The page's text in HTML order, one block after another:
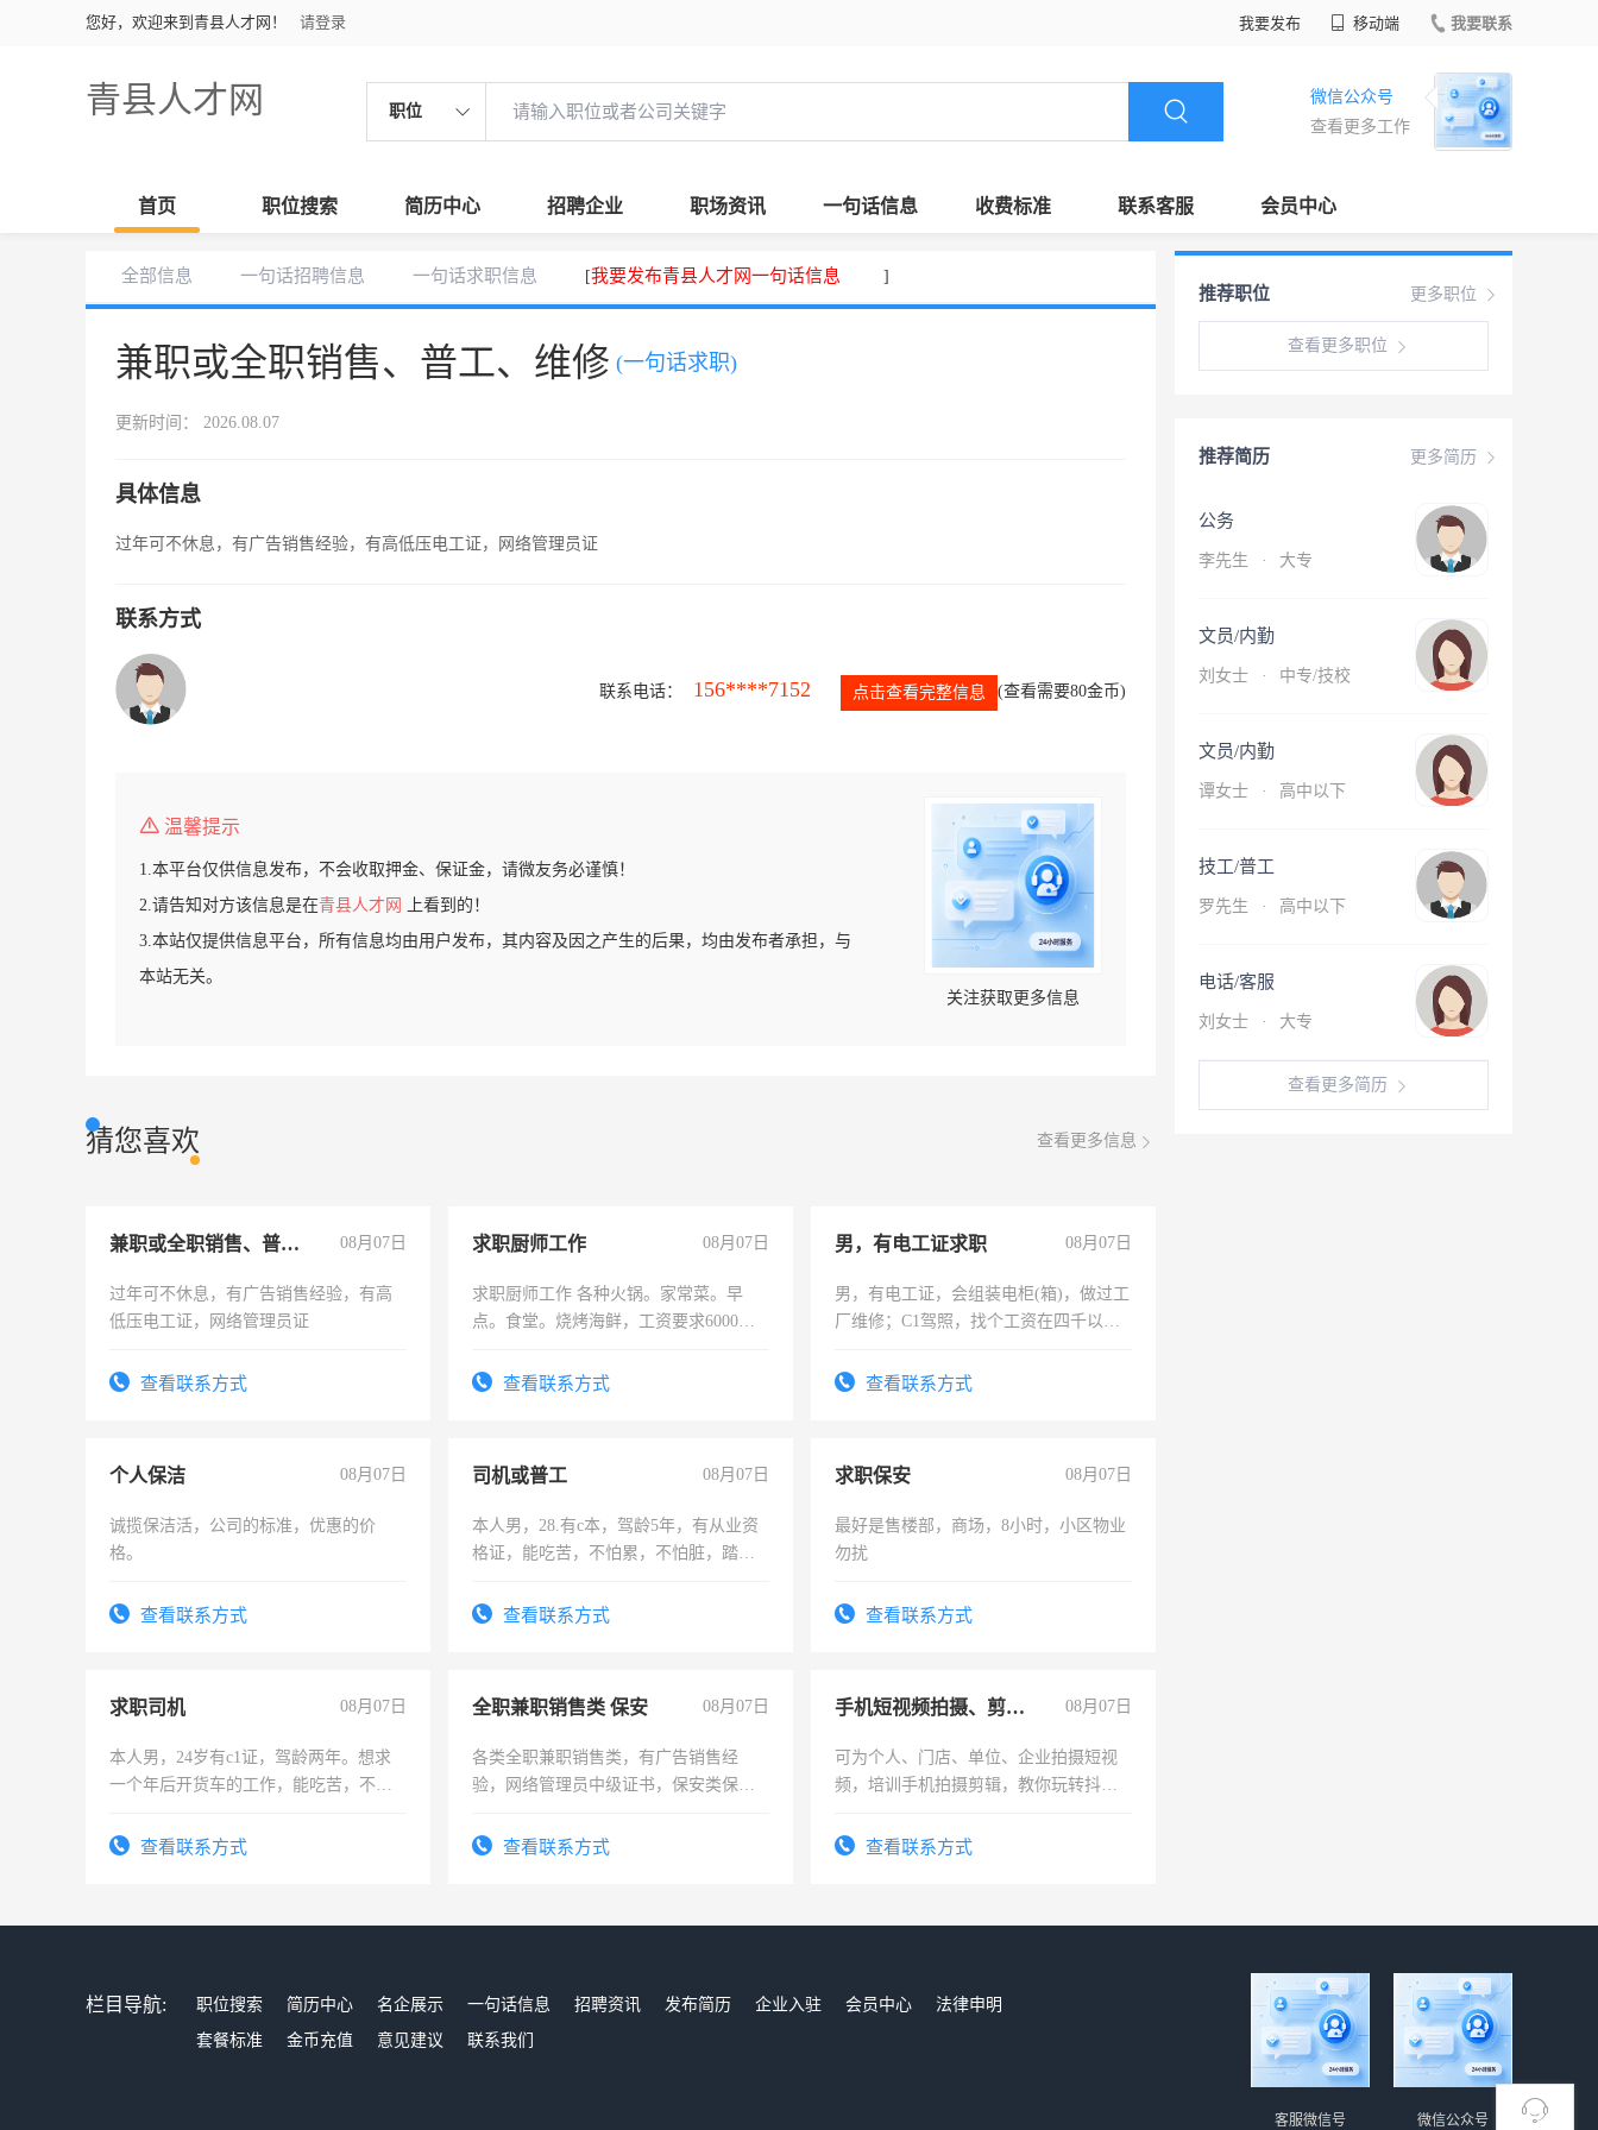
您好，欢迎来到青县人才网！ 请登录 我要发布 移动端 我要联系
青县人才网 职位
微信公众号
查看更多工作
首页 职位搜索 简历中心 招聘企业 职场资讯 一句话信息 收费标准 联系客服 会员中心
全部信息 一句话招聘信息 一句话求职信息 [我要发布青县人才网一句话信息 ]
兼职或全职销售、普工、维修 (一句话求职)
更新时间： 2026.08.07
具体信息
过年可不休息，有广告销售经验，有高低压电工证，网络管理员证
联系方式
联系电话： 156****7152 点击查看完整信息 (查看需要80金币)
温馨提示
1.本平台仅供信息发布，不会收取押金、保证金，请微友务必谨慎！
2.请告知对方该信息是在青县人才网
上看到的！
3.本站仅提供信息平台，所有信息均由用户发布，其内容及因之产生的后果，均由发布者承担，与
本站无关。
关注获取更多信息
猜您喜欢 查看更多信息
兼职或全职销售、普工、维修 08月07日
过年可不休息，有广告销售经验，有高
低压电工证，网络管理员证
查看联系方式
求职厨师工作 08月07日
求职厨师工作 各种火锅。家常菜。早
点。食堂。烧烤海鲜，工资要求6000以
查看联系方式
男，有电工证求职 08月07日
男，有电工证，会组装电柜(箱)，做过工
厂维修；C1驾照，找个工资在四千以
电话查看联系方式
个人保洁 08月07日
诚揽保洁活，公司的标准，优惠的价
格。
查看联系方式
司机或普工 08月07日
本人男，28.有c本，驾龄5年，有从业资
格证，能吃苦，不怕累，不怕脏，踏
查看联系方式
求职保安 08月07日
最好是售楼部，商场，8小时，小区物业
勿扰
查看联系方式
求职司机 08月07日
本人男，24岁有c1证，驾龄两年。想求
一个年后开货车的工作，能吃苦，不怕
查看联系方式
全职兼职销售类 保安 08月07日
各类全职兼职销售类，有广告销售经
验，网络管理员中级证书，保安类保安
有高低压电工证和十几年工作经验
查看联系方式
手机短视频拍摄、剪辑、抖音快手 08月07日
可为个人、门店、单位、企业拍摄短视
频，培训手机拍摄剪辑，教你玩转抖音
频，培训手机拍摄剪辑，教你玩转抖
查看联系方式
更多职位
推荐职位
查看更多职位
更多简历
推荐简历
公务
李先生 · 大专
文员/内勤
刘女士 · 中专/技校
文员/内勤
谭女士 · 高中以下
技工/普工
罗先生 · 高中以下
电话/客服
刘女士 · 大专
查看更多简历
栏目导航: 职位搜索 简历中心 名企展示 一句话信息 招聘资讯 发布简历 企业入驻 会员中心
法律申明
套餐标准
金币充值 意见建议 联系我们
微信公众号
客服微信号